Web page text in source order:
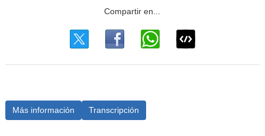
Más información Transcripción